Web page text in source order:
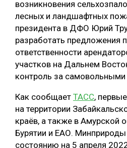
ЛОГИСТИКА
ПРОИЗВОДСТВО ДРЕВЕСНЫХ
ЦБП
ЛЕСОПИЛЕНИЕ
ДЕРЕВЯННОЕ ДОМОСТРОЕНИЕ
БЕЗОПАСНОЕ ПРОИЗВОДСТВО
ПОДБОРКИ СТАТЕЙ
возникновения
лесных и ландшафтных
президента в ДФО Юрий
разработать предложения
ответственности
участков на Дальнем
контроль за
Как сообщает ТАСС,
на территории
краёв, а также в Амурской
Бурятии и ЕАО.
состоянию на 5 апреля